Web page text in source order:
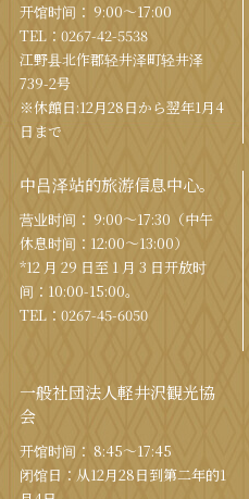
开馆时间： 9:00〜17:00
TEL： 0267-42-5538
江野县北作郡轻井泽町轻井泽
739-2号
※休館日:12月28日から翌年1月4
日まで
中吕泽站的旅游信息中心。
营业时间： 9:00〜17:30（中午
休息时间：12:00〜13:00）
*12 月 29 日至 1 月 3 日开放时
间：10:00-15:00。
TEL： 0267-45-6050
一般社団法人軽井沢観光協
会
开馆时间： 8:45～17:45
闭馆日：从12月28日到第二年的1